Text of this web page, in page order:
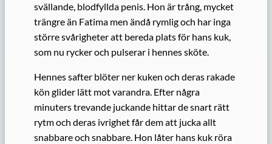
svällande, blodfyllda penis. Hon är trång, mycket
trängre än Fatima men ändå rymlig och har inga
större svårigheter att bereda plats för hans kuk,
som nu rycker och pulserar i hennes sköte.
Hennes safter blöter ner kuken och deras rakade
kön glider lätt mot varandra. Efter några
minuters trevande juckande hittar de snart rätt
rytm och deras ivrighet får dem att jucka allt
snabbare och snabbare. Hon låter hans kuk röra